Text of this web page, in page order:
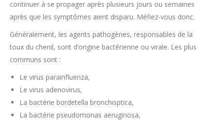
continuer à se propager après plusieurs jours ou semaines
après que les symptômes aient disparu. Méfiez-vous donc.
Généralement, les agents pathogènes, responsables de la
toux du chenil, sont d’origine bactérienne ou virale. Les plus
communs sont :
Le virus parainfluenza,
Le virus adenovirus,
La bactérie bordetella bronchisptica,
La bactérie pseudomonas aeruginosa,